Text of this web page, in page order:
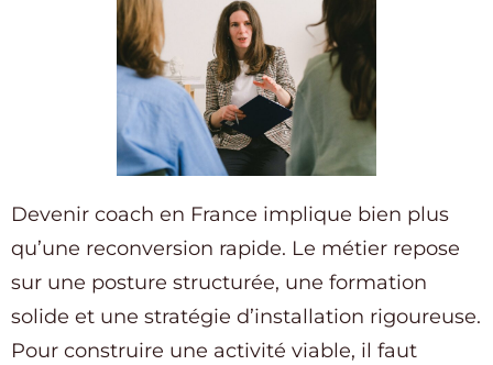
Devenir coach en France implique bien plus
qu’une reconversion rapide. Le métier repose
sur une posture structurée, une formation
solide et une stratégie d’installation rigoureuse.
Pour construire une activité viable, il faut